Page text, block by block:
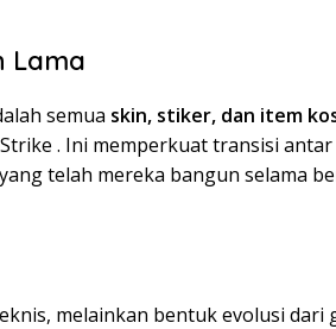
Lama
semua skin, stiker, dan item
. Ini memperkuat transisi antar
telah mereka bangun selama
melainkan bentuk evolusi dari